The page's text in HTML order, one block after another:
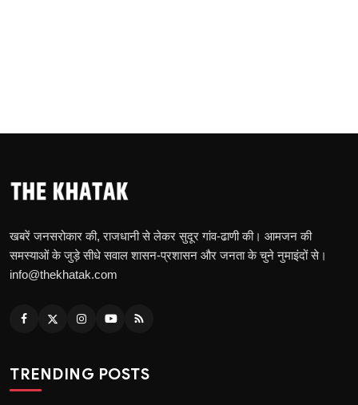
खबरें जनसरोकार की, राजधानी से लेकर सुदूर गांव-ढाणी की। आमजन की
समस्याओं के जुड़े सीधे सवाल शासन-प्रशासन और जनता के चुने नुमाइंदों से।
info@thekhatak.com
TRENDING POSTS